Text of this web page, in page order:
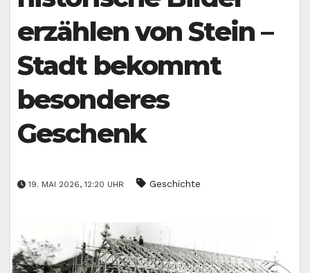
erzählen von Stein –
Stadt bekommt
besonderes
Geschenk
19. MAI 2026, 12:20 UHR Geschichte